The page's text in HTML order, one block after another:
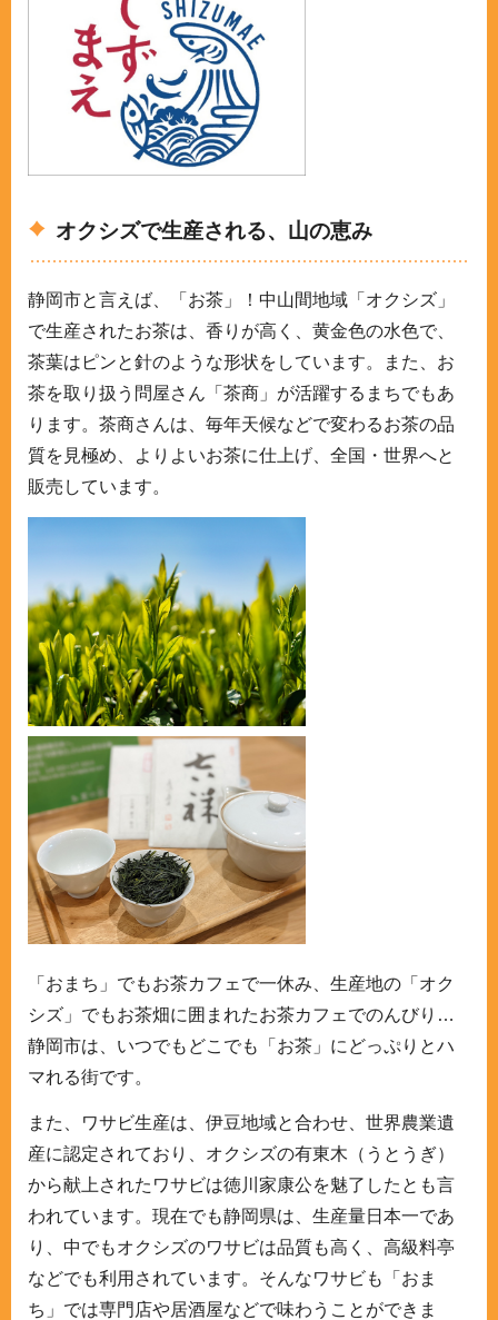
オクシズで生産される、山の恵み
静岡市と言えば、「お茶」！中山間地域「オクシズ」
で生産されたお茶は、香りが高く、黄金色の水色で、
茶葉はピンと針のような形状をしています。また、お
茶を取り扱う問屋さん「茶商」が活躍するまちでもあ
ります。茶商さんは、毎年天候などで変わるお茶の品
質を見極め、よりよいお茶に仕上げ、全国・世界へと
販売しています。
「おまち」でもお茶カフェで一休み、生産地の「オク
シズ」でもお茶畑に囲まれたお茶カフェでのんびり…
静岡市は、いつでもどこでも「お茶」にどっぷりとハ
マれる街です。
また、ワサビ生産は、伊豆地域と合わせ、世界農業遺
産に認定されており、オクシズの有東木（うとうぎ）
から献上されたワサビは徳川家康公を魅了したとも言
われています。現在でも静岡県は、生産量日本一であ
り、中でもオクシズのワサビは品質も高く、高級料亭
などでも利用されています。そんなワサビも「おま
ち」では専門店や居酒屋などで味わうことができま